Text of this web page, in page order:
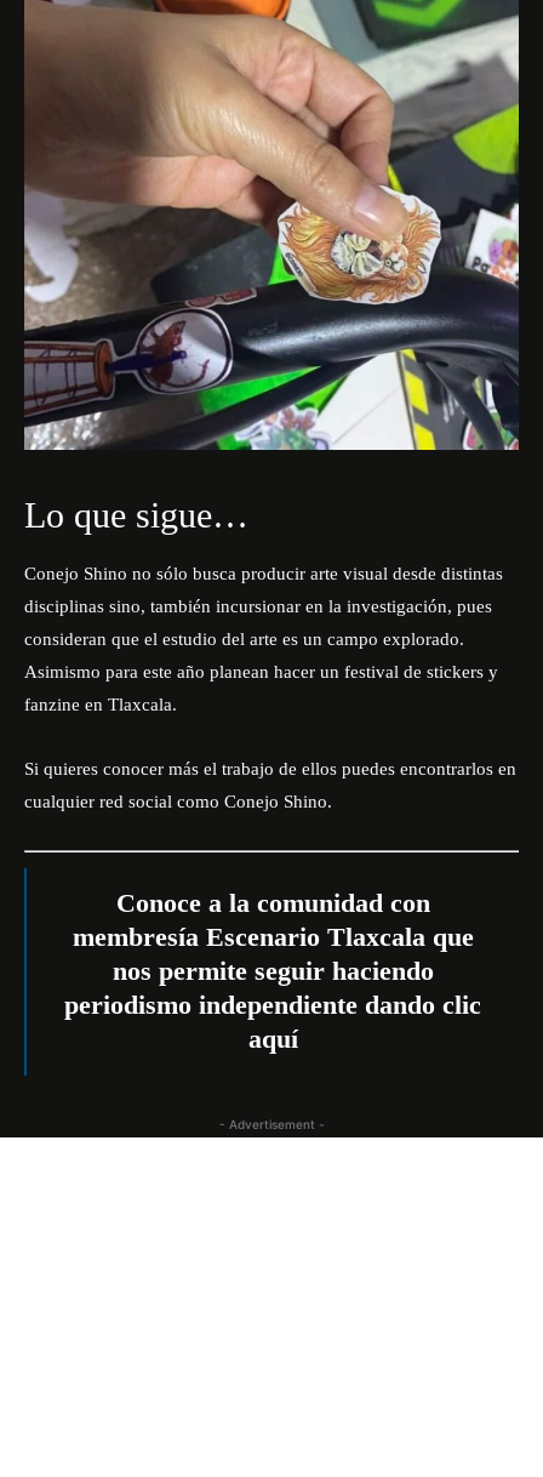
Lo que sigue…
Conejo Shino no sólo busca producir arte visual desde distintas
disciplinas sino, también incursionar en la investigación, pues
consideran que el estudio del arte es un campo explorado.
Asimismo para este año planean hacer un festival de stickers y
fanzine en Tlaxcala.
Si quieres conocer más el trabajo de ellos puedes encontrarlos en
cualquier red social como Conejo Shino.
Conoce a la comunidad con
membresía Escenario Tlaxcala que
nos permite seguir haciendo
periodismo independiente dando clic
aquí
- Advertisement -